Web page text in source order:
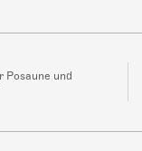
Posaune und